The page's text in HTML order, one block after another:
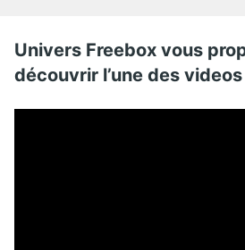
Univers Freebox vous
découvrir l’une des videos